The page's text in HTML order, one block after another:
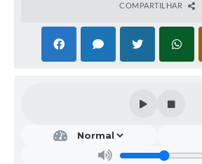
COMPARTILHAR